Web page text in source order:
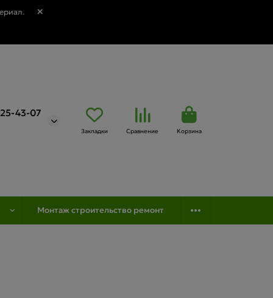
43-07
Закладки Сравнение Корзина
Монтаж строительство ремонт